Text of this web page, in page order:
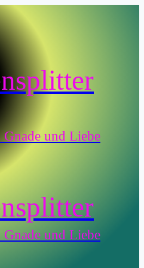
und Liebe
und Liebe